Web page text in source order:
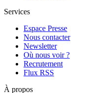
Services
Espace Presse
Nous contacter
Newsletter
Où nous voir ?
Recrutement
Flux RSS
À propos